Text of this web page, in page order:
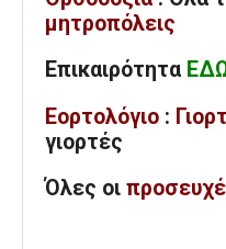
μητροπόλεις
Επικαιρότητα
Εορτολόγιο :
γιορτές
Όλες οι